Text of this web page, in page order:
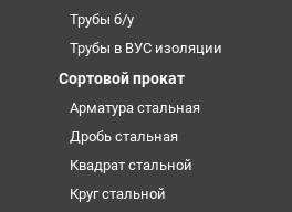
Трубы б/у
Трубы в ВУС изоляции
Сортовой прокат
Арматура стальная
Дробь стальная
Квадрат стальной
Круг стальной